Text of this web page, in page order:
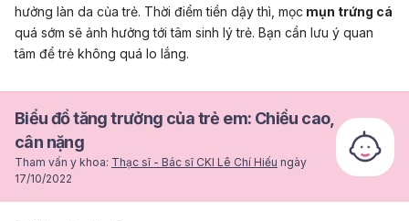
hưởng làn da của trẻ. Thời điểm tiền dậy thì, mọc mụn trứng cá
quá sớm sẽ ảnh hưởng tới tâm sinh lý trẻ. Bạn cần lưu ý quan
tâm để trẻ không quá lo lắng.
Biểu đồ tăng trưởng của trẻ em: Chiều cao,
cân nặng
Tham vấn y khoa: Thạc sĩ - Bác sĩ CKI Lê Chí Hiếu ngày
17/10/2022